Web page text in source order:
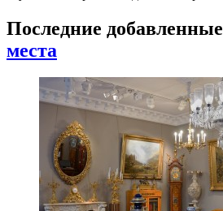
Последние добавленные
места